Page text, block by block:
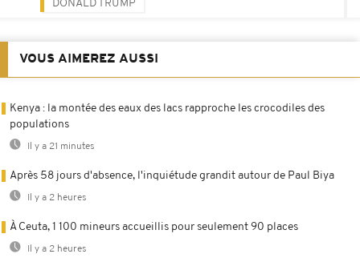
DONALD TRUMP
VOUS AIMEREZ AUSSI
Kenya : la montée des eaux des lacs rapproche les crocodiles des
populations
Il y a 21 minutes
Après 58 jours d'absence, l'inquiétude grandit autour de Paul Biya
Il y a 2 heures
À Ceuta, 1 100 mineurs accueillis pour seulement 90 places
Il y a 2 heures